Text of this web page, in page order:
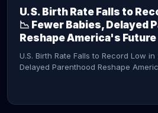
U.S. Birth Rate Falls to
📉 Fewer Babies, Delayed
Reshape America's Future
U.S. Birth Rate Falls to Record Low
Delayed Parenthood Reshape